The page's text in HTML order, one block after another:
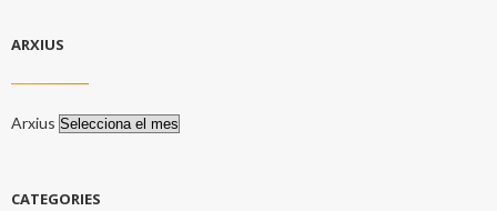
ARXIUS
Arxius
CATEGORIES